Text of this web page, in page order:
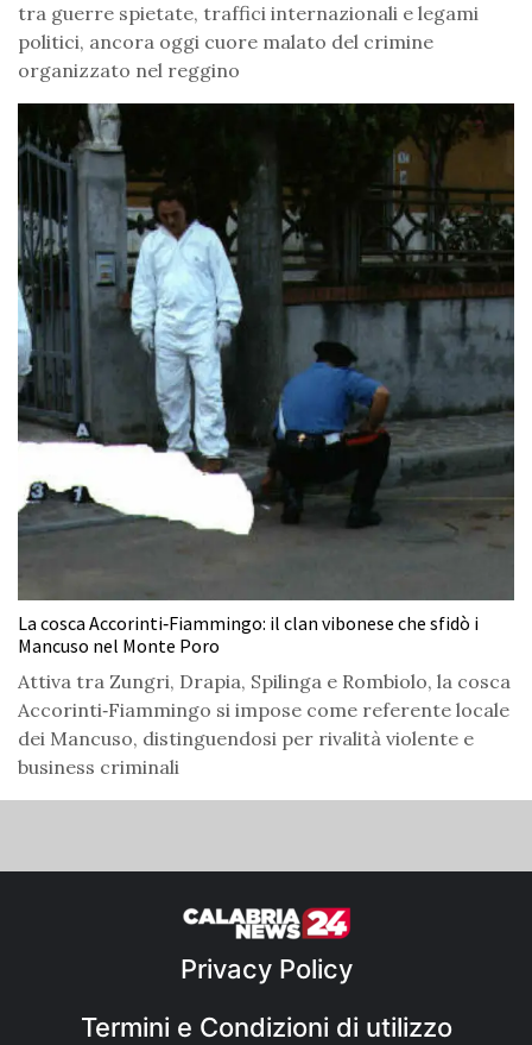
tra guerre spietate, traffici internazionali e legami
politici, ancora oggi cuore malato del crimine
organizzato nel reggino
La cosca Accorinti‑Fiammingo: il clan vibonese che sfidò i
Mancuso nel Monte Poro
Attiva tra Zungri, Drapia, Spilinga e Rombiolo, la cosca
Accorinti‑Fiammingo si impose come referente locale
dei Mancuso, distinguendosi per rivalità violente e
business criminali
Privacy Policy
Termini e Condizioni di utilizzo